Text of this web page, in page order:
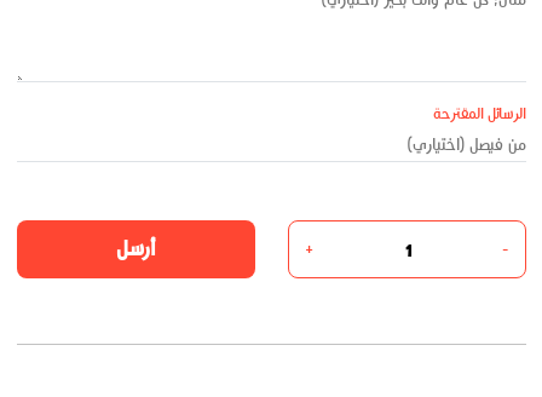
الرسائل المقترحة
-
+ أرسل